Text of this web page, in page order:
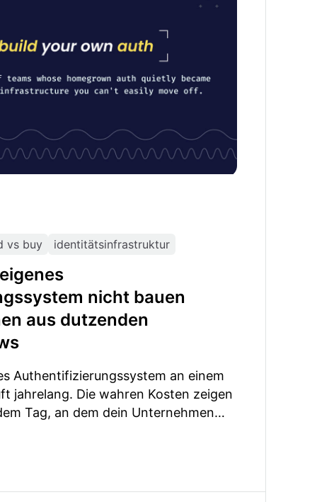
vs buy identitätsinfrastruktur
nicht bauen
aus dutzenden
Authentifizierungssystem an einem
jahrelang. Die wahren Kosten zeigen
Tag, an dem dein Unternehmen